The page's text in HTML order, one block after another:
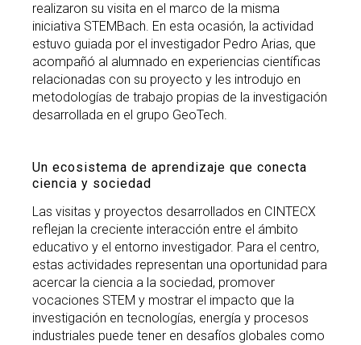
realizaron su visita en el marco de la misma
iniciativa STEMBach. En esta ocasión, la actividad
estuvo guiada por el investigador Pedro Arias, que
acompañó al alumnado en experiencias científicas
relacionadas con su proyecto y les introdujo en
metodologías de trabajo propias de la investigación
desarrollada en el grupo GeoTech.
Un ecosistema de aprendizaje que conecta
ciencia y sociedad
Las visitas y proyectos desarrollados en CINTECX
reflejan la creciente interacción entre el ámbito
educativo y el entorno investigador. Para el centro,
estas actividades representan una oportunidad para
acercar la ciencia a la sociedad, promover
vocaciones STEM y mostrar el impacto que la
investigación en tecnologías, energía y procesos
industriales puede tener en desafíos globales como